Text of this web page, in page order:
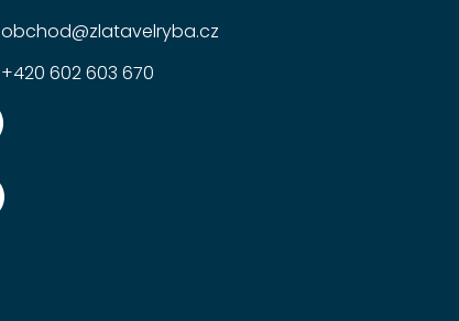
obchod@zlatavelryba.cz
+420 602 603 670